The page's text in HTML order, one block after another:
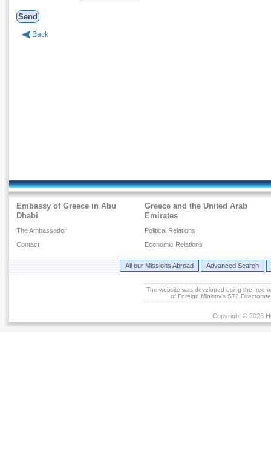
Back
Embassy of Greece in Abu
Dhabi
The Ambassador
Contact
Greece and the United Arab
Emirates
Political Relations
Economic Relations
All our Missions Abroad Advanced Search
The website was developed using the free
of Foreign Ministry's ST2
Copyright © 2026